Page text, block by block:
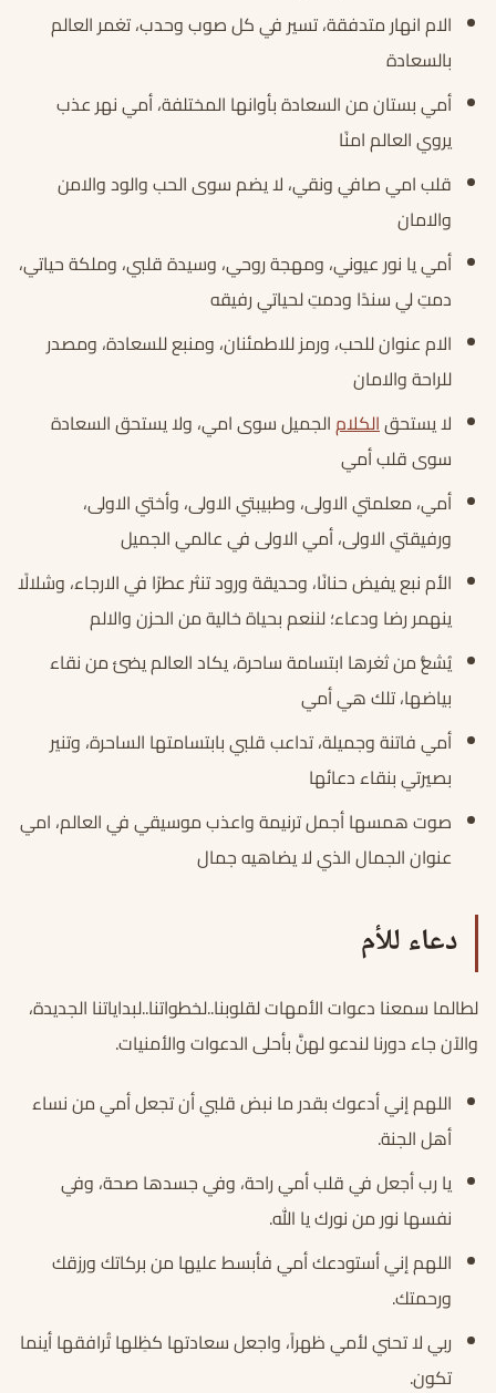
الام انهار متدفقة، تسير في كل صوب وحدب، تغمر العالم
بالسعادة
أمي بستان من السعادة بأوانها المختلفة، أمي نهر عذب
يروي العالم امنًا
قلب امي صافي ونقي، لا يضم سوى الحب والود والامن
والامان
أمي يا نور عيوني، ومهجة روحي، وسيدة قلبي، وملكة حياتي،
دمتِ لي سندًا ودمتِ لحياتي رفيقه
الام عنوان للحب، ورمز للاطمئنان، ومنبع للسعادة، ومصدر
للراحة والامان
لا يستحقالكلامالجميل سوى امي، ولا يستحق السعادة
سوى قلب أمي
أمي، معلمتي الاولى، وطبيبتي الاولى، وأختي الاولى،
ورفيقتي الاولى، أمي الاولى في عالمي الجميل
الأم نبع يفيض حنانًا، وحديقة ورود تنثر عطرًا في الارجاء، وشلالًا
ينهمر رضا ودعاء؛ لننعم بحياة خالية من الحزن والالم
يُشعُّ من ثغرها ابتسامة ساحرة، يكاد العالم يضئ من نقاء
بياضها، تلك هي أمي
أمي فاتنة وجميلة، تداعب قلبي بابتسامتها الساحرة، وتنير
بصيرتي بنقاء دعائها
صوت همسها أجمل ترنيمة واعذب موسيقي في العالم، امي
عنوان الجمال الذي لا يضاهيه جمال
دعاء للأم
لطالما سمعنا دعوات الأمهات لقلوبنا..لخطواتنا..لبداياتنا الجديدة،
والآن جاء دورنا لندعو لهنَّ بأحلى الدعوات والأمنيات.
اللهم إني أدعوك بقدر ما نبض قلبي أن تجعل أمي من نساء
أهل الجنة.
يا رب أجعل في قلب أمي راحة، وفي جسدها صحة، وفي
نفسها نور من نورك يا الله.
اللهم إني أستودعك أمي فأبسط عليها من بركاتك ورزقك
ورحمتك.
ربي لا تحني لأمي ظهراً، واجعل سعادتها كظِلها تُرافقها أينما
تكون.